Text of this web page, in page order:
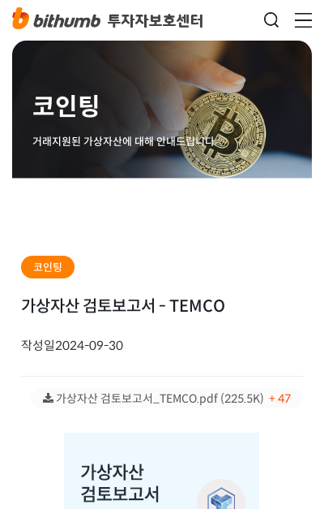
코인팅
거래지원된 가상자산에 대해 안내드립니다
코인팅
가상자산 검토보고서 - TEMCO
작성일2024-09-30
가상자산 검토보고서_TEMCO.pdf (225.5K)+ 47